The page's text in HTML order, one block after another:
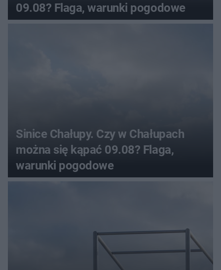
09.08? Flaga, warunki pogodowe
Sinice Chałupy. Czy w Chałupach
można się kąpać 09.08? Flaga,
warunki pogodowe